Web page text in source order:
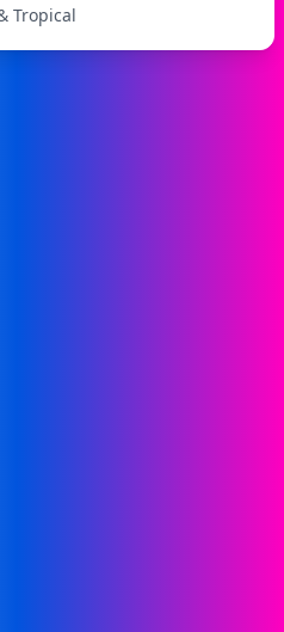
Tropical